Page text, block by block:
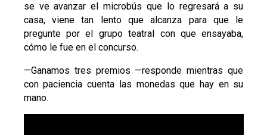
se ve avanzar el microbús que lo regresará a su
casa, viene tan lento que alcanza para que le
pregunte por el grupo teatral con que ensayaba,
cómo le fue en el concurso.
—Ganamos tres premios —responde mientras que
con paciencia cuenta las monedas que hay en su
mano.